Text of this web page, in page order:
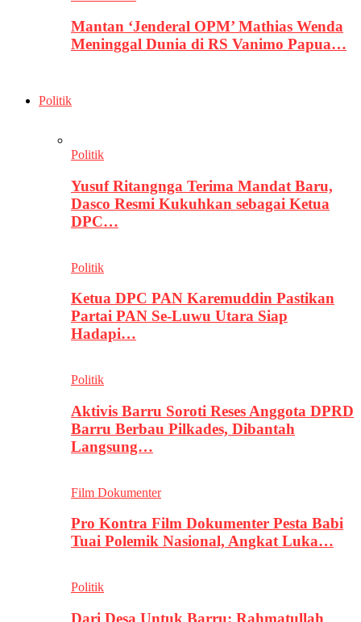
Mantan ‘Jenderal OPM’ Mathias Wenda
Meninggal Dunia di RS Vanimo Papua…
Politik
Politik
Yusuf Ritangnga Terima Mandat Baru,
Dasco Resmi Kukuhkan sebagai Ketua
DPC…
Politik
Ketua DPC PAN Karemuddin Pastikan
Partai PAN Se-Luwu Utara Siap
Hadapi…
Politik
Aktivis Barru Soroti Reses Anggota DPRD
Barru Berbau Pilkades, Dibantah
Langsung…
Film Dokumenter
Pro Kontra Film Dokumenter Pesta Babi
Tuai Polemik Nasional, Angkat Luka…
Politik
Dari Desa Untuk Barru: Rahmatullah